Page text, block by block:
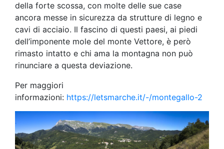
della forte scossa, con molte delle sue case
ancora messe in sicurezza da strutture di legno e
cavi di acciaio. Il fascino di questi paesi, ai piedi
dell’imponente mole del monte Vettore, è però
rimasto intatto e chi ama la montagna non può
rinunciare a questa deviazione.
Per maggiori
informazioni: https://letsmarche.it/-/montegallo-2